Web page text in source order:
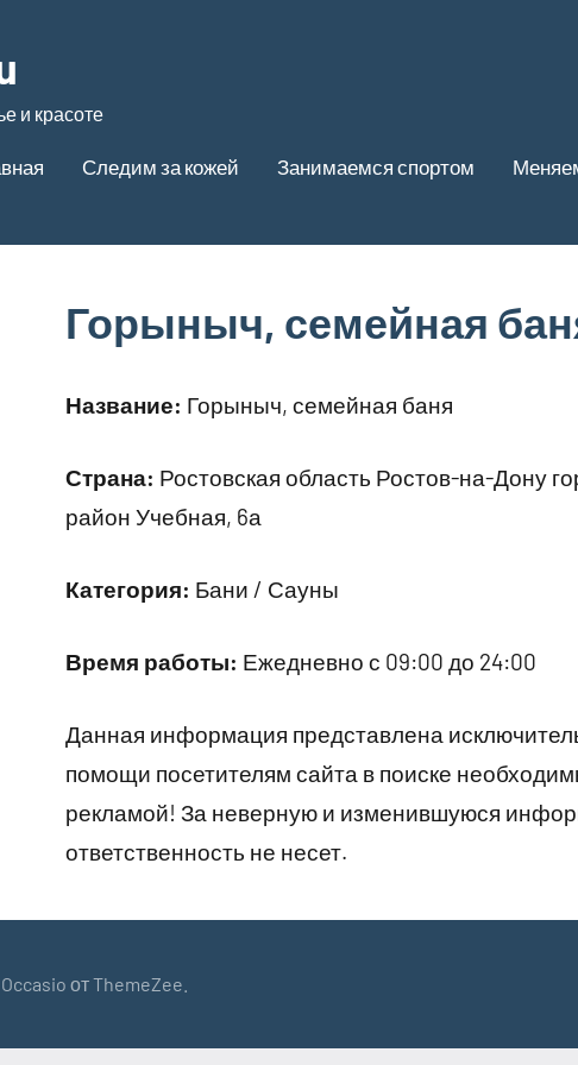
и красоте
Следим за кожей Занимаемся спортом
Горыныч, семейная
Название: Горыныч, семейная баня
Страна: Ростовская область Ростов-на-Дону
район Учебная, 6а
Категория: Бани / Сауны
Время работы: Ежедневно с 09:00 до 24:00
Данная информация представлена
помощи посетителям сайта в поиске
рекламой! За неверную и изменившуюся
ответственность не несет.
от ThemeZee.